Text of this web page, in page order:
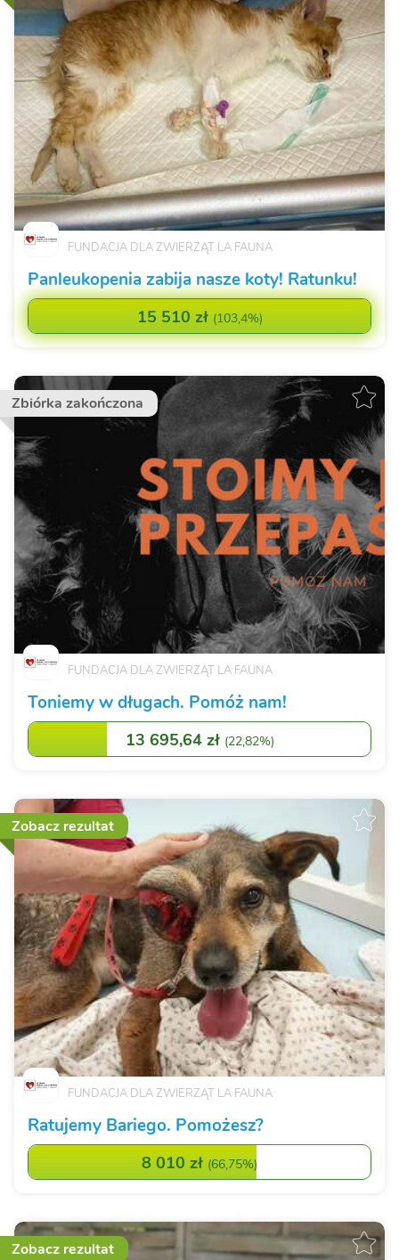
FUNDACJA DLA ZWIERZĄT LA FAUNA
Panleukopenia zabija nasze koty! Ratunku!
15 510 zł (103,4%)
Zbiórka zakończona
FUNDACJA DLA ZWIERZĄT LA FAUNA
Toniemy w długach. Pomóż nam!
13 695,64 zł (22,82%)
Zobacz rezultat
FUNDACJA DLA ZWIERZĄT LA FAUNA
Ratujemy Bariego. Pomożesz?
8 010 zł (66,75%)
Zobacz rezultat